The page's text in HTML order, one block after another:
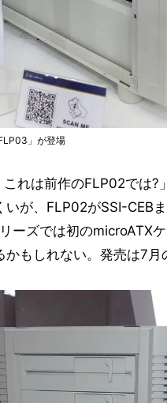
」が登場
れは前作のFLP02では?
いが、FLP02がSSI-CEB
ーズでは初のmicroATX
もしれない。発売は7月